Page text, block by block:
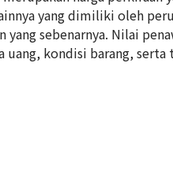
yang dimiliki oleh
yang sebenarnya. Nilai
kondisi barang, serta